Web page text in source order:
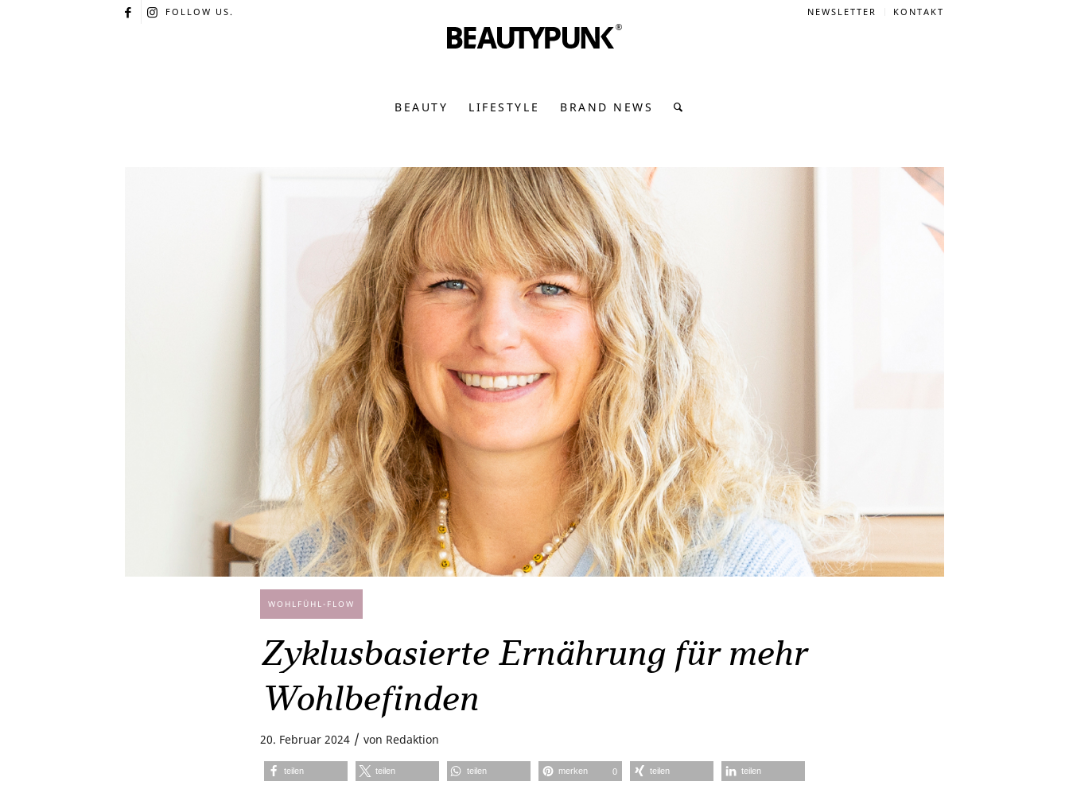
NEWSLETTER KONTAKT
FOLLOW US.
BEAUTY LIFESTYLE BRAND NEWS
WOHLFÜHL-FLOW
Zyklusbasierte Ernährung für mehr
Wohlbefinden
20. Februar 2024 / von Redaktion
teilen teilen teilen merken 0 teilen teilen